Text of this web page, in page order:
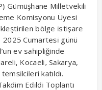
Gümüşhane Milletvekili
Komisyonu Üyesi
bölge istişare
2025 Cumartesi günü
ev sahipliğinde
Kocaeli, Sakarya,
katıldı.
Edildi Toplantı